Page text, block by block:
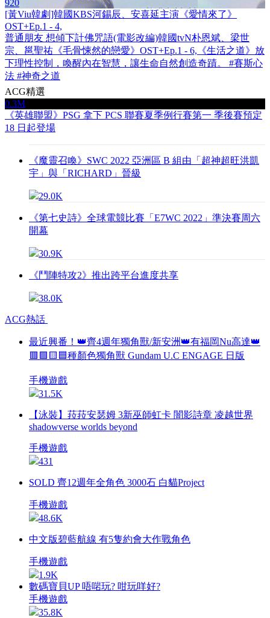
920
[黃Viu韓劇]韓國KBS河錫辰、安喜延主演《愛情來了》
OST+Ep.1 - 4,
普通朋友 想傾下計佛咒語(電影改編)韓國tvN朴恩斌、梁世
宗、邕聖祐《毛骨悚然的戀愛》OST+Ep.1 - 6, 《生活之道》放
下理性控制，喚醒內在智慧，讓生命自然創造奇蹟。 #賽斯心
法 #神奇之道
ACG精選
0.3M
《英雄聯盟》PSG 拿下 PCS 聯賽夏季例行賽第一 季後賽預定
18 日起登場
《魔靈召喚》SWC 2022 亞洲區 B 組由「超神超旺洪凱
宇」與「RICHARD」晉級
29.0K
《第七史詩》全球電競比賽「E7WC 2022」準決賽周六
開幕
30.9K
《鬥陣特攻2》推出跨平台進度共享
38.0K
ACG熱話
最近興番！👑齊4週年獨角獸/新安洲👑有福岡Nu高達👑
🟥🟩🟨🟦種顏色獨角獸 Gundam U.C ENGAGE 日版
手機遊戲
31.5K
【泳裝】菈菈安瑟姆 3新巫師虹卡 闇影詩章 凌越世界
shadowverse worlds beyond
手機遊戲
431
SOLD 齊12週年全角色 3000石 白貓Project
手機遊戲
48.6K
中文版碧藍航線 有5隻約會大作戰角色
手機遊戲
1.9K
數碼寶貝UP 唔啱玩? 咁玩咩好?
手機遊戲
35.8K